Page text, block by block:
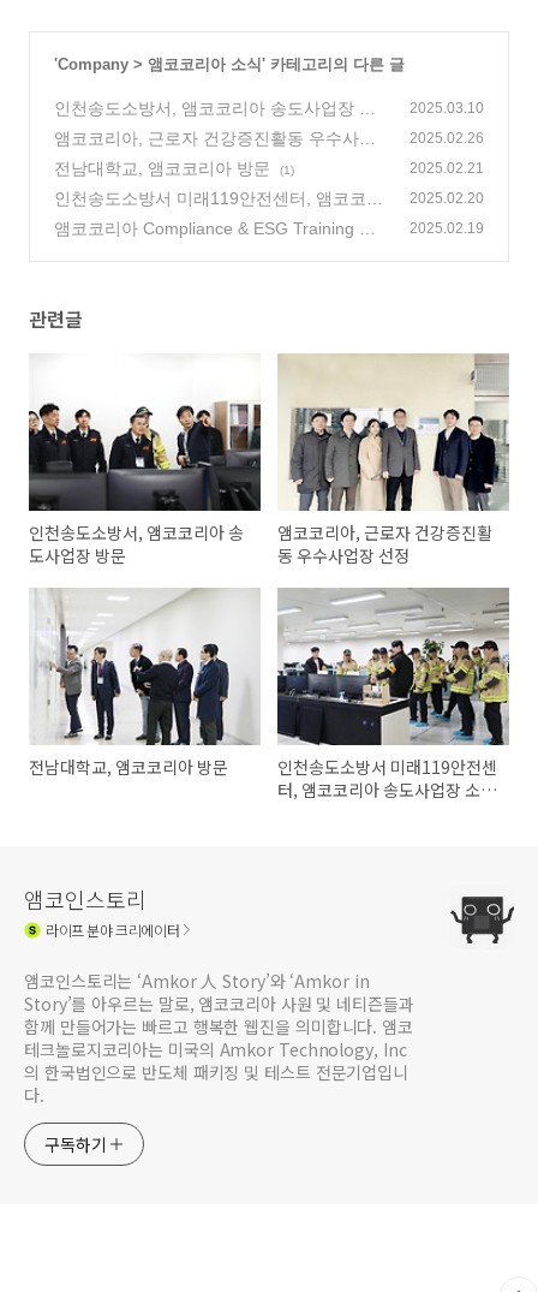
'Company > 앰코코리아 소식' 카테고리의 다른 글
인천송도소방서, 앰코코리아 송도사업장 방
문
(0)
2025.03.10
앰코코리아, 근로자 건강증진활동 우수사업
장 선정
(1)
2025.02.26
전남대학교, 앰코코리아 방문 (1) 2025.02.21
인천송도소방서 미래119안전센터, 앰코코리
아 송도사업장 소방훈련 실시
(2)
2025.02.20
앰코코리아 Compliance & ESG Training 진
2025.02.19
관련글
인천송도소방서, 앰코코리아 송
도사업장 방문
앰코코리아, 근로자 건강증진활
동 우수사업장 선정
전남대학교, 앰코코리아 방문
인천송도소방서 미래119안전센
터, 앰코코리아 송도사업장 소방
앰코인스토리
라이프분야 크리에이터
앰코인스토리는 ‘Amkor 人 Story’와 ‘Amkor in
Story’를 아우르는 말로, 앰코코리아 사원 및 네티즌들과
함께 만들어가는 빠르고 행복한 웹진을 의미합니다. 앰코
테크놀로지코리아는 미국의 Amkor Technology, Inc
의 한국법인으로 반도체 패키징 및 테스트 전문기업입니
다.
구독하기